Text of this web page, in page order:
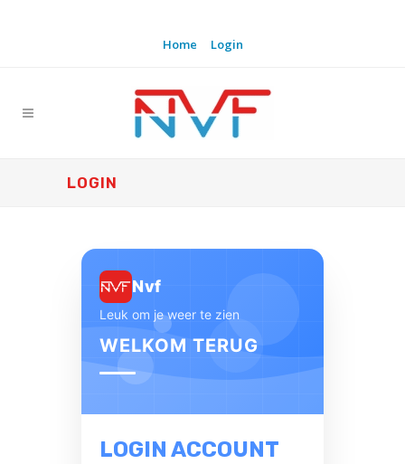
Home Login
LOGIN
Nvf
Leuk om je weer te zien
WELKOM TERUG
LOGIN ACCOUNT